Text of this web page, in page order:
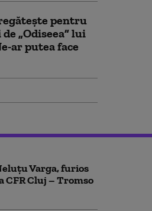
pentru
„Odiseea” lui
ar putea face
Varga, furios
Cluj – Tromso